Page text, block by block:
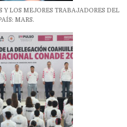
LOS MEJORES TRABAJADORES DEL
MARS.